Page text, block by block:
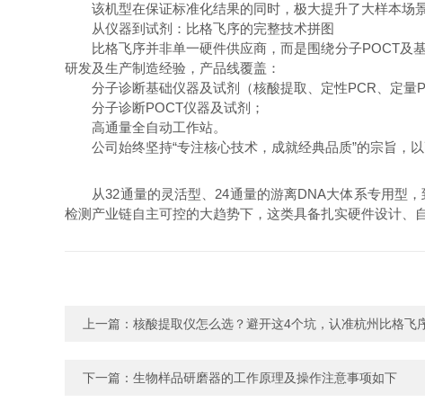
该机型在保证标准化结果的同时，极大提升了大样本场景
从仪器到试剂：比格飞序的完整技术拼图
比格飞序并非单一硬件供应商，而是围绕分子POCT及基
研发及生产制造经验，产品线覆盖：
分子诊断基础仪器及试剂（核酸提取、定性PCR、定量
分子诊断POCT仪器及试剂；
高通量全自动工作站。
公司始终坚持“专注核心技术，成就经典品质”的宗旨，以
从32通量的灵活型、24通量的游离DNA大体系专用型，
检测产业链自主可控的大趋势下，这类具备扎实硬件设计、
上一篇： 核酸提取仪怎么选？避开这4个坑，认准杭州比格飞
下一篇： 生物样品研磨器的工作原理及操作注意事项如下